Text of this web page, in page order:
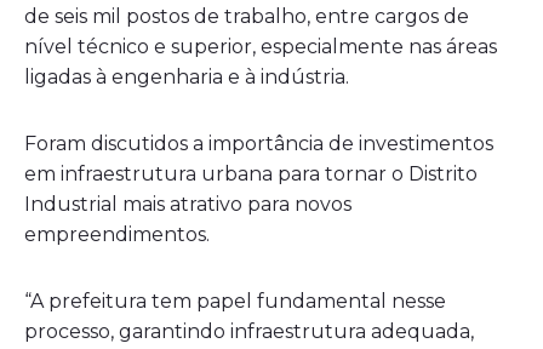
de seis mil postos de trabalho, entre cargos de
nível técnico e superior, especialmente nas áreas
ligadas à engenharia e à indústria.
Foram discutidos a importância de investimentos
em infraestrutura urbana para tornar o Distrito
Industrial mais atrativo para novos
empreendimentos.
“A prefeitura tem papel fundamental nesse
processo, garantindo infraestrutura adequada,